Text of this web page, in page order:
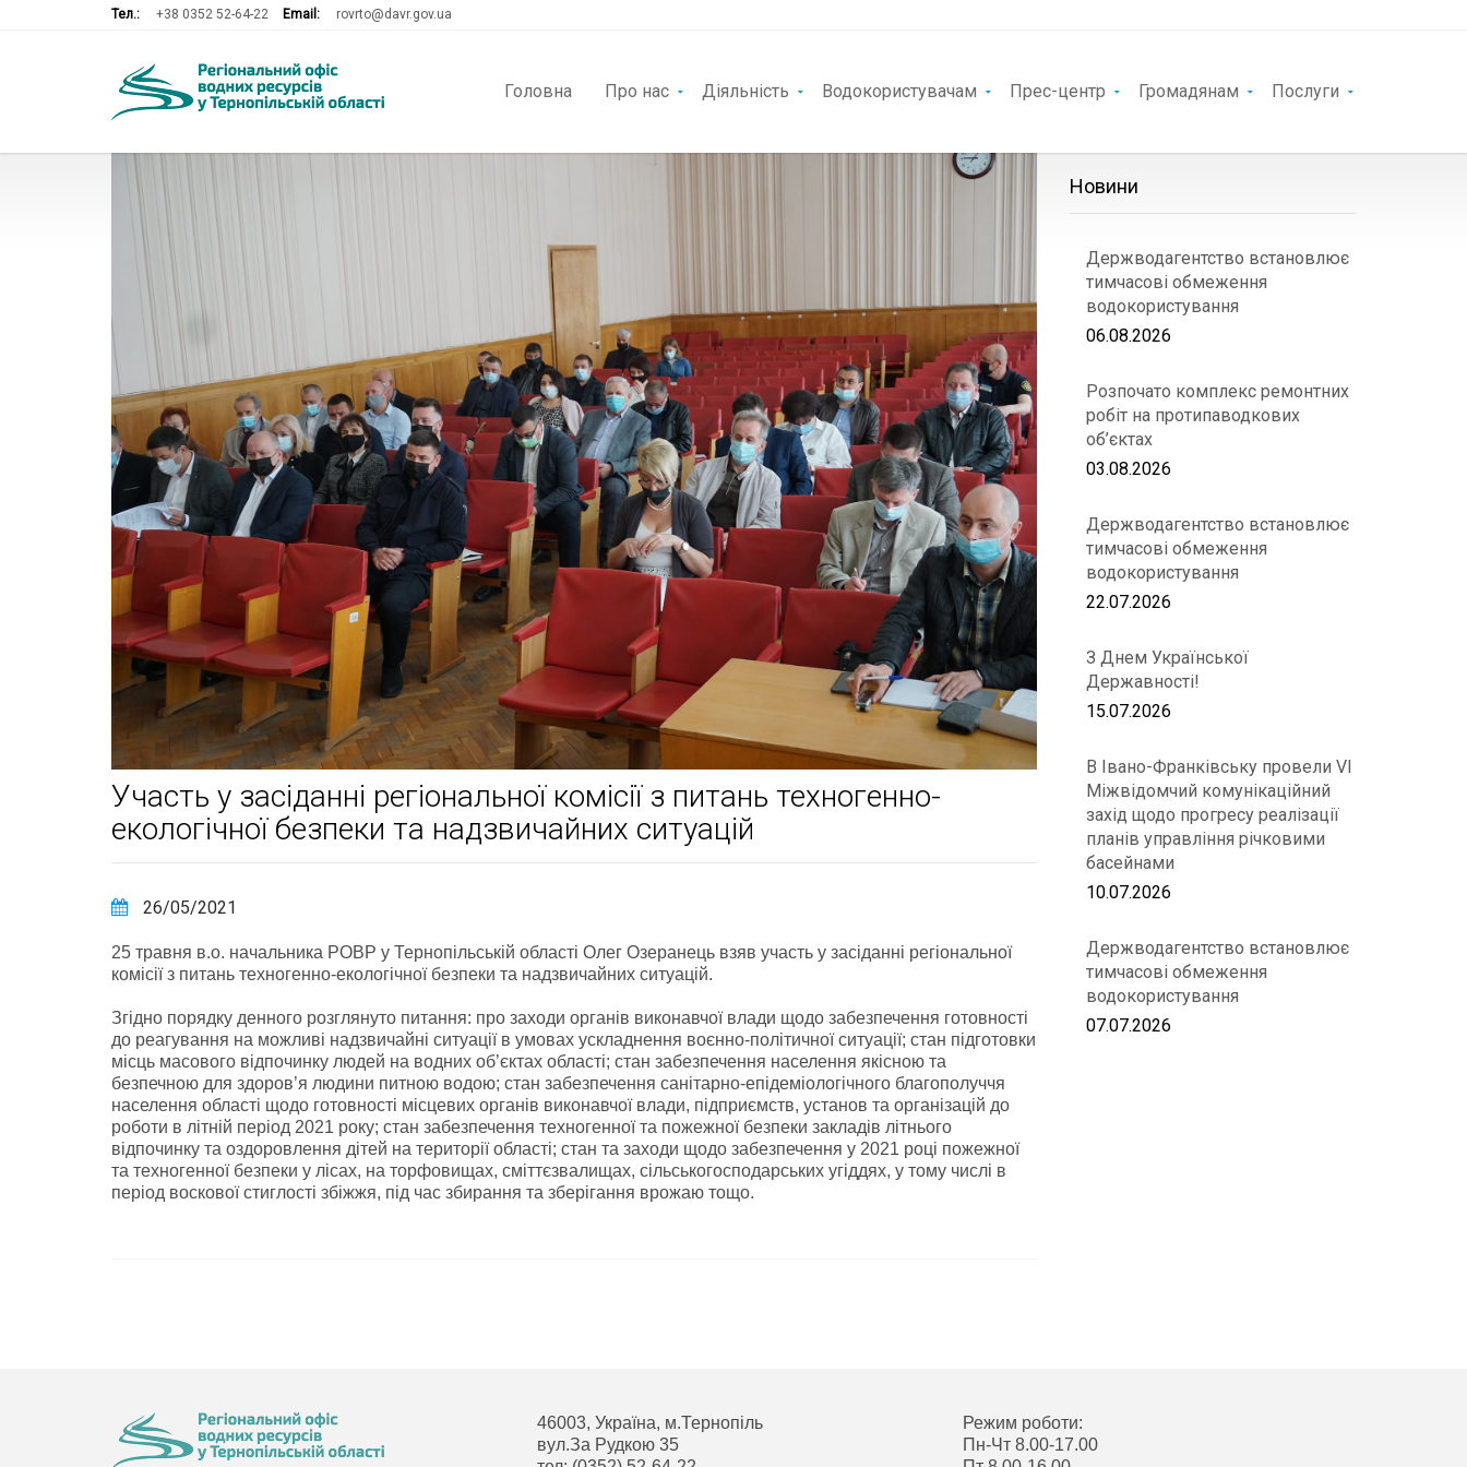
Тел.: +38 0352 52-64-22 Email: rovrto@davr.gov.ua
Головна Про нас Діяльність Водокористувачам Прес-центр Громадянам Послуги
Участь у засіданні регіональної комісії з питань техногенно-
екологічної безпеки та надзвичайних ситуацій
26/05/2021
25 травня в.о. начальника РОВР у Тернопільській області Олег Озеранець взяв участь у засіданні регіональної
комісії з питань техногенно-екологічної безпеки та надзвичайних ситуацій.
Згідно порядку денного розглянуто питання: про заходи органів виконавчої влади щодо забезпечення готовності
до реагування на можливі надзвичайні ситуації в умовах ускладнення воєнно-політичної ситуації; стан підготовки
місць масового відпочинку людей на водних об’єктах області; стан забезпечення населення якісною та
безпечною для здоров’я людини питною водою; стан забезпечення санітарно-епідеміологічного благополуччя
населення області щодо готовності місцевих органів виконавчої влади, підприємств, установ та організацій до
роботи в літній період 2021 року; стан забезпечення техногенної та пожежної безпеки закладів літнього
відпочинку та оздоровлення дітей на території області; стан та заходи щодо забезпечення у 2021 році пожежної
та техногенної безпеки у лісах, на торфовищах, сміттєзвалищах, сільськогосподарських угіддях, у тому числі в
період воскової стиглості збіжжя, під час збирання та зберігання врожаю тощо.
Новини
Держводагентство встановлює
тимчасові обмеження
водокористування
06.08.2026
Розпочато комплекс ремонтних
робіт на протипаводкових
об’єктах
03.08.2026
Держводагентство встановлює
тимчасові обмеження
водокористування
22.07.2026
З Днем Української
Державності!
15.07.2026
В Івано-Франківську провели VІ
Міжвідомчий комунікаційний
захід щодо прогресу реалізації
планів управління річковими
басейнами
10.07.2026
Держводагентство встановлює
тимчасові обмеження
водокористування
07.07.2026
46003, Україна, м.Тернопіль
вул.За Рудкою 35
Режим роботи:
Пн-Чт 8.00-17.00